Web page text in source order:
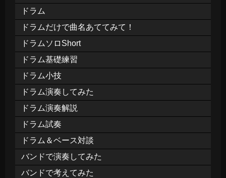
ドラム
ドラムだけで曲名あててみて！
ドラムソロShort
ドラム基礎練習
ドラム小技
ドラム演奏してみた
ドラム演奏解説
ドラム試奏
ドラム＆ベース対談
バンドで演奏してみた
バンドで考えてみた